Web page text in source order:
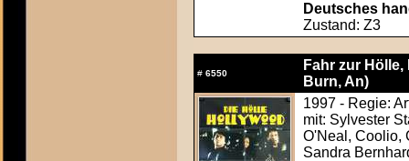
Deutsches
Zustand: Z3
# 6550
Fahr zur
Burn, An)
1997 - Regie:
mit: Sylvester
O'Neal, Coolio,
Sandra